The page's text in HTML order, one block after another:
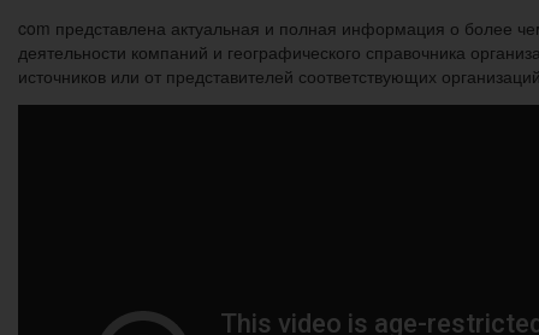
com представлена актуальная и полная информация о более
деятельности компаний и географического справочника
источников или от представителей соответствующих